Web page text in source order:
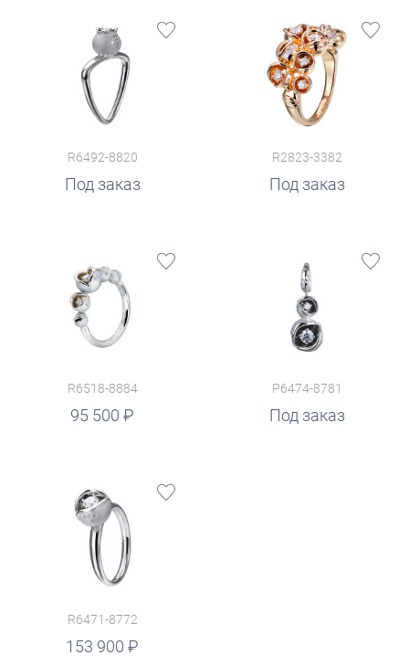
R6492-8820
Под заказ
R2823-3382
Под заказ
R6518-8884
95 500
P6474-8781
Под заказ
R6471-8772
153 900